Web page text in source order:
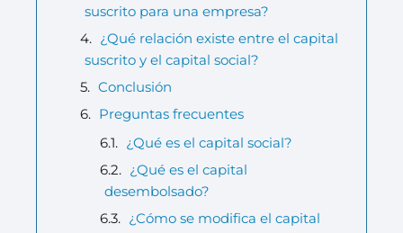
suscrito para una empresa?
¿Qué relación existe entre el capital
suscrito y el capital social?
Conclusión
Preguntas frecuentes
¿Qué es el capital social?
¿Qué es el capital
desembolsado?
¿Cómo se modifica el capital